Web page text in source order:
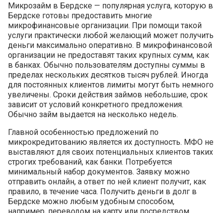
Микрозайм в Бердске — популярная услуга, которую в
Бердске готовы предоставить многие
микрофинансовые организации. При помощи такой
услуги практически любой желающий может получить
деньги максимально оперативно. В микрофинансовой
организации не предоставят таких крупных сумм, как
в банках. Обычно пользователям доступны суммы в
пределах нескольких десятков тысяч рублей. Иногда
для постоянных клиентов лимиты могут быть немного
увеличены. Сроки действия займов небольшие, срок
зависит от условий конкретного предложения.
Обычно займ выдается на несколько недель.
Главной особенностью предложений по
микрокредитованию является их доступность. МФО не
выставляют для своих потенциальных клиентов таких
строгих требований, как банки. Потребуется
минимальный набор документов. Заявку можно
отправить онлайн, а ответ по ней клиент получит, как
правило, в течение часа. Получить деньги в долг в
Бердске можно любым удобным способом,
например, переводом на карту или посредством